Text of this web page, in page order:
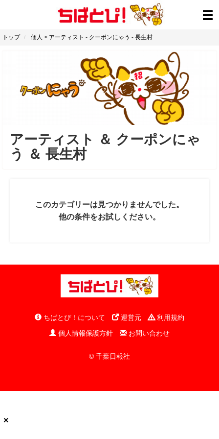
トップ 個人 > アーティスト - クーポンにゃう - 長生村
アーティスト ＆ クーポンにゃ
う
＆ 長生村
このカテゴリーは見つかりませんでした。
他の条件をお試しください。
ちばとぴ！について 運営元
利用規約
個人情報保護方針
お問い合わせ
© 千葉日報社
×